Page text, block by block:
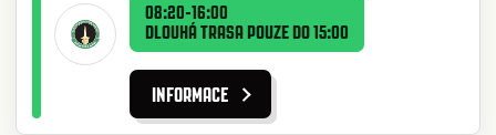
08:20-16:00
DLOUHÁ TRASA POUZE DO 15:00
INFORMACE